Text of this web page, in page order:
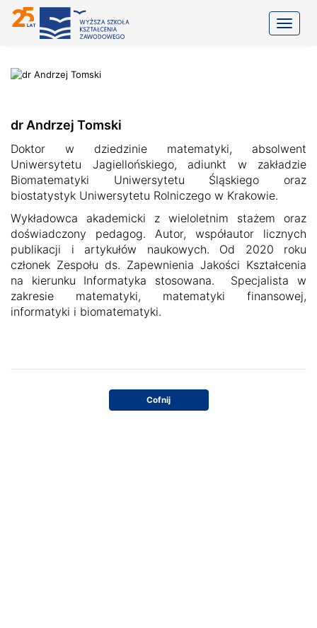
dr Andrzej Tomski
Doktor w dziedzinie matematyki, absolwent
Uniwersytetu Jagiellońskiego, adiunkt w zakładzie
Biomatematyki Uniwersytetu Śląskiego oraz
biostatystyk Uniwersytetu Rolniczego w Krakowie.
Wykładowca akademicki z wieloletnim stażem oraz
doświadczony pedagog. Autor, współautor licznych
publikacji i artykułów naukowych. Od 2020 roku
członek Zespołu ds. Zapewnienia Jakości Kształcenia
na kierunku Informatyka stosowana. Specjalista w
zakresie matematyki, matematyki finansowej,
informatyki i biomatematyki.